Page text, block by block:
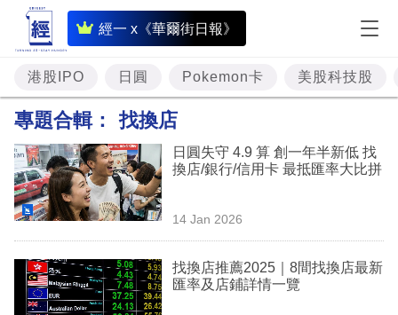
經一 x《華爾街日報》
即
時
財
經
題
投
資
樓
市
港股IPO 日圓 Pokemon卡 美股科技股
專題合輯： 找換店
日圓失守 4.9 算 創一年半新低 找
換店/銀行/信用卡 最抵匯率大比拼
14 Jan 2026
找換店推薦2025｜8間找換店最新
匯率及店鋪詳情一覽